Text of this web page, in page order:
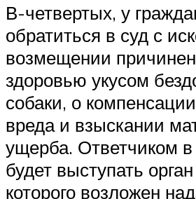
В-четвертых, у
обратиться в суд с
возмещении
здоровью укусом
собаки, о
вреда и взыскании
ущерба. Ответчиком в
будет выступать
которого возложен